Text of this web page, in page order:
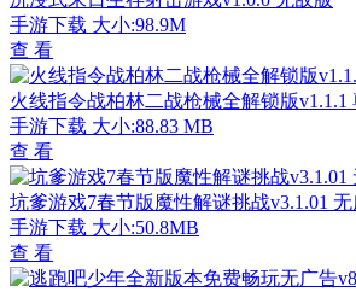
手游下载 大小:98.9M
查 看
火线指令战柏林二战枪械全解锁版v1.1.1
手游下载 大小:88.83 MB
查 看
坑爹游戏7春节版魔性解谜挑战v3.1.01 无
手游下载 大小:50.8MB
查 看